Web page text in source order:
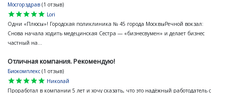
Мосгорздрав (1 отзыв)
star
star
star
star
star
Lori
Одни «Плюсы»! Городская поликлиника № 45 города МосквыРечной вокзал:
Снова начала ходить медецинская Сестра — «бизнесвумен» и делает бизнес
частный на...
Отличная компания. Рекомендую!
Биокомплекс (1 отзыв)
star
star
star
star
star
Николай
Проработал в компании 5 лет и хочу сказать, что это надёжный работодатель с